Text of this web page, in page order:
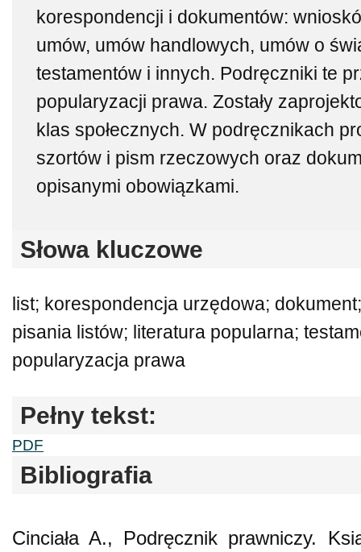
korespondencji i dokumentów:
umów, umów handlowych, umów o
testamentów i innych. Podręczniki te
popularyzacji prawa. Zostały
klas społecznych. W podręcznikach
szortów i pism rzeczowych oraz
opisanymi obowiązkami.
Słowa kluczowe
list; korespondencja urzędowa;
pisania listów; literatura popularna;
popularyzacja prawa
Pełny tekst:
PDF
Bibliografia
Cinciała A., Podręcznik prawniczy.